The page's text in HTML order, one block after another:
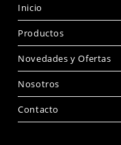
Inicio
Productos
Novedades y Ofertas
Nosotros
Contacto